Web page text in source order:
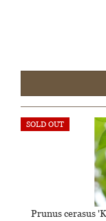
SOLD OUT
Prunus cerasus